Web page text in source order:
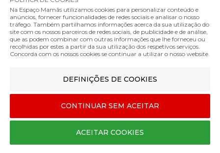
Soutien Amamentação com Aros Anita Fleur
59.95€
Cor
MÉTODOS DE ENVIO
MÉTODOS DE PAGAMENTO
Designed & developed by
©Espaço mamãs. Todos os direitos reservados
Na Espaço Mamãs utilizamos cookies para personalizar conteúdo e
anúncios, fornecer funcionalidades de redes sociais e analisar o nosso
tráfego. Também partilhamos informações acerca da sua utilização do
site com os nossos parceiros de redes sociais, de publicidade e de análise,
que as podem combinar com outras informações que lhe forneceu ou
recolhidas por estes a partir da sua utilização dos respetivos serviços.
Concorda com os nossos cookies se continuar a utilizar o nosso website.
DEFINIÇÕES DE COOKIES
CONTINUAR SEM ACEITAR
ACEITAR COOKIES